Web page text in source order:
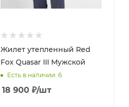
Жилет утепленный Red
Fox Quasar III Мужской
Есть в наличии: 6
18 900 ₽/шт